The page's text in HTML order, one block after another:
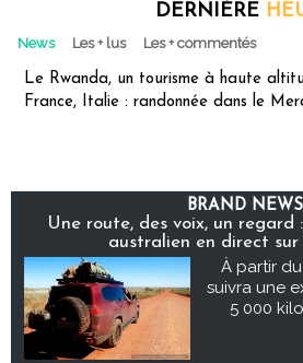
DERNIÈRE
News Les + lus Les + commentés
Le Rwanda, un tourisme à haute
France, Italie : randonnée dans le
BRAND NEWS
Une route, des voix, un regard
australien en direct sur
À partir
suivra une
5 000